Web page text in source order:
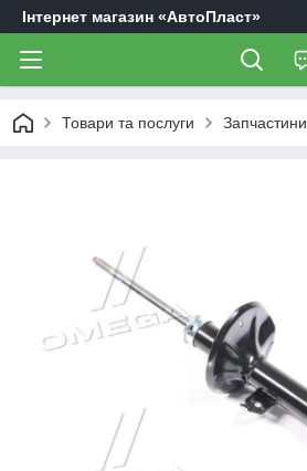
Інтернет магазин «АвтоПласт»
Товари та послуги Запчастини